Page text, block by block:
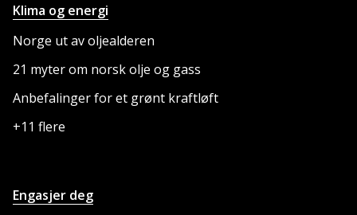
Klima og energi
Norge ut av oljealderen
21 myter om norsk olje og gass
Anbefalinger for et grønt kraftløft
+11 flere
Engasjer deg